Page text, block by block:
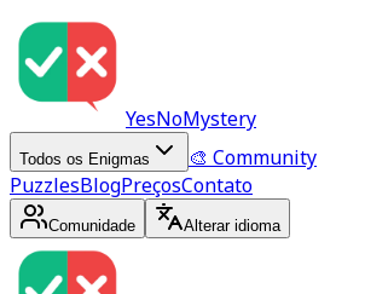
YesNoMystery
Todos os Enigmas
🎨 Community
PuzzlesBlogPreçosContato
Comunidade Alterar idioma